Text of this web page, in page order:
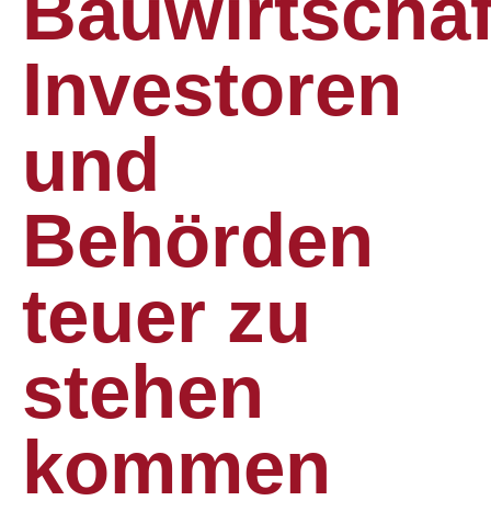
Investoren
und
Behörden
teuer zu
stehen
kommen